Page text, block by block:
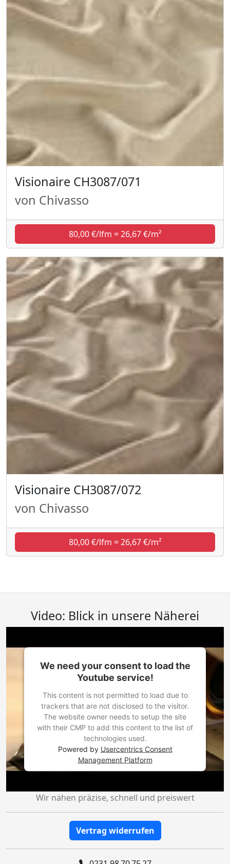
Visionaire CH3087/071
von Chivasso
80,00 €/lfm = 26,67 €/m²
Visionaire CH3087/072
von Chivasso
80,00 €/lfm = 26,67 €/m²
Video: Blick in unsere Näherei
We need your consent to load the
Youtube service!
This content is not permitted to load due to
trackers that are not disclosed to the visitor.
The website owner needs to setup the site
with their CMP to add this content to the list of
technologies used.
Powered by Usercentrics Consent
Management Platform
Wir nähen präzise, schnell und preiswert
Vertrag widerrufen